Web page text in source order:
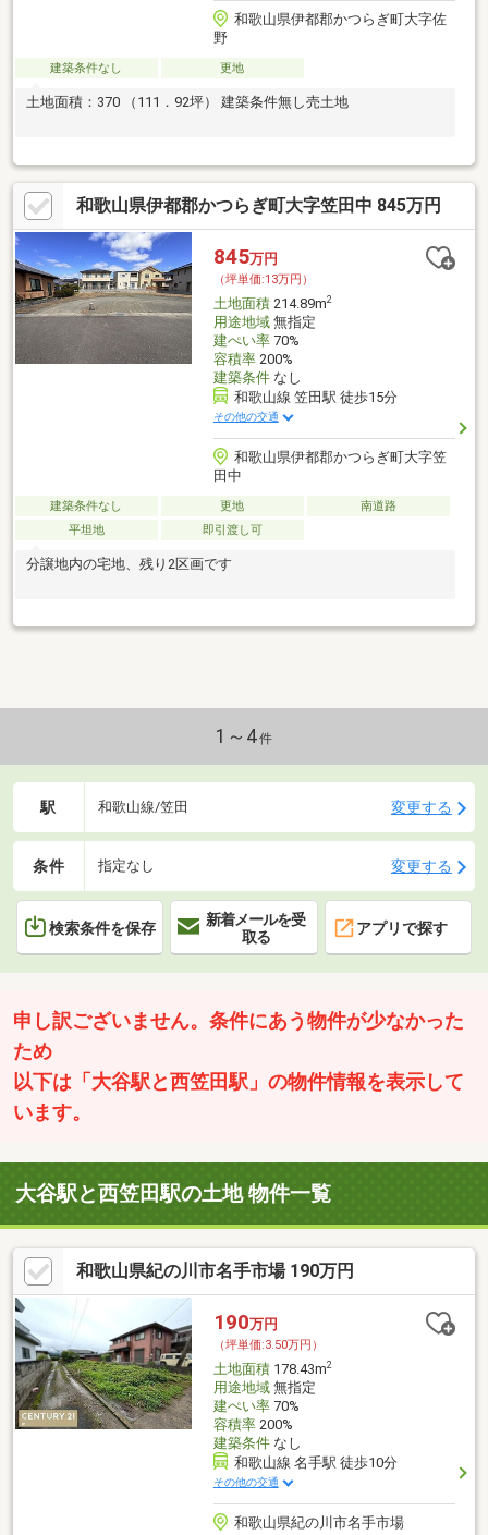
和歌山県伊都郡かつらぎ町大字佐
野
建築条件なし 更地
土地面積：370 （111．92坪） 建築条件無し売土地
和歌山県伊都郡かつらぎ町大字笠田中 845万円
845万円
（坪単価:13万円）
土地面積214.89m2
用途地域無指定
建ぺい率70%
容積率200%
建築条件なし
和歌山線 笠田駅 徒歩15分
その他の交通
和歌山県伊都郡かつらぎ町大字笠
田中
建築条件なし 更地
南道路
平坦地
即引渡し可
分譲地内の宅地、残り2区画です
1～4件
駅 和歌山線/笠田 変更する
条件 指定なし 変更する
検索条件を保存
新着メールを受
取る
アプリで探す
申し訳ございません。条件にあう物件が少なかった
ため
以下は「大谷駅と西笠田駅」の物件情報を表示して
います。
大谷駅と西笠田駅の土地 物件一覧
和歌山県紀の川市名手市場 190万円
190万円
（坪単価:3.50万円）
土地面積178.43m2
用途地域無指定
建ぺい率70%
容積率200%
建築条件なし
和歌山線 名手駅 徒歩10分
その他の交通
和歌山県紀の川市名手市場